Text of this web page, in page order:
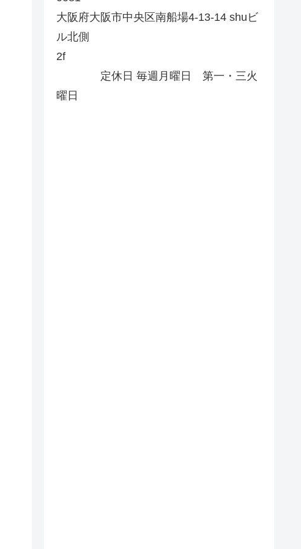
大阪府大阪市中央区南船場4-13-14 shuビ
ル北側
2f
定休日 毎週月曜日 第一・三火
曜日